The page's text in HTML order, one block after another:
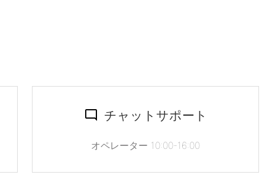
チャットサポート
オペレーター 10:00-16:00